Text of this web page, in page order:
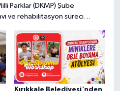
Parklar (DKMP) Şube
ve rehabilitasyon süreci
Kırıkkale Belediyesi'nden